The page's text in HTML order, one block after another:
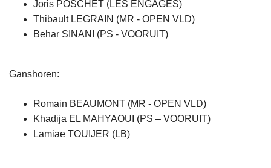
Joris POSCHET (LES ENGAGÉS)
Thibault LEGRAIN (MR - OPEN VLD)
Behar SINANI (PS - VOORUIT)
Ganshoren:
Romain BEAUMONT (MR - OPEN VLD)
Khadija EL MAHYAOUI (PS – VOORUIT)
Lamiae TOUIJER (LB)